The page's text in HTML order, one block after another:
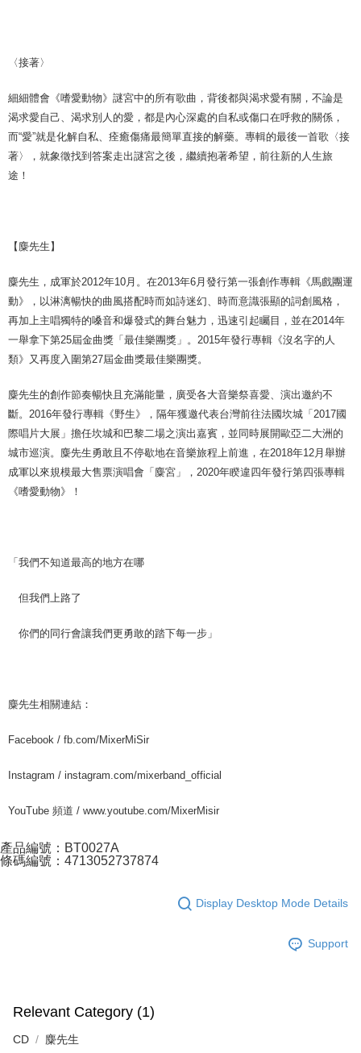
〈接著〉
細細體會《嗜愛動物》謎宮中的所有歌曲，背後都與渴求愛有關，不論是
渴求愛自己、渴求別人的愛，都是內心深處的自私或傷口在呼救的關係，
而“愛”就是化解自私、痊癒傷痛最簡單直接的解藥。專輯的最後一首歌〈接
著〉，就象徵找到答案走出謎宮之後，繼續抱著希望，前往新的人生旅
途！
【麋先生】
麋先生，成軍於2012年10月。在2013年6月發行第一張創作專輯《馬戲團運
動》，以淋漓暢快的曲風搭配時而如詩迷幻、時而意識張顯的詞創風格，
再加上主唱獨特的嗓音和爆發式的舞台魅力，迅速引起矚目，並在2014年
一舉拿下第25屆金曲獎「最佳樂團獎」。2015年發行專輯《沒名字的人
類》又再度入圍第27屆金曲獎最佳樂團獎。
麋先生的創作節奏暢快且充滿能量，廣受各大音樂祭喜愛、演出邀約不
斷。2016年發行專輯《野生》，隔年獲邀代表台灣前往法國坎城「2017國
際唱片大展」擔任坎城和巴黎二場之演出嘉賓，並同時展開歐亞二大洲的
城市巡演。麋先生勇敢且不停歇地在音樂旅程上前進，在2018年12月舉辦
成軍以來規模最大售票演唱會「麋宮」，2020年睽違四年發行第四張專輯
《嗜愛動物》！
「我們不知道最高的地方在哪
但我們上路了
你們的同行會讓我們更勇敢的踏下每一步」
麋先生相關連結：
Facebook / fb.com/MixerMiSir
Instagram / instagram.com/mixerband_official
YouTube 頻道 / www.youtube.com/MixerMisir
產品編號：BT0027A
條碼編號：4713052737874
Display Desktop Mode Details
Support
Relevant Category (1)
CD 麋先生